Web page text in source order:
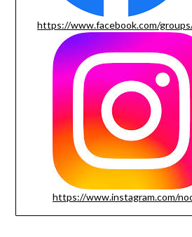
https://www.facebook.com/
https://www.instagram.com/